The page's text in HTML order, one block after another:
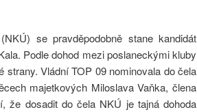
se pravděpodobně stane kandidát
Podle dohod mezi poslaneckými kluby
Vládní TOP 09 nominovala do čela
majetkových Miloslava Vaňka, člena
že dosadit do čela NKÚ je tajná dohoda